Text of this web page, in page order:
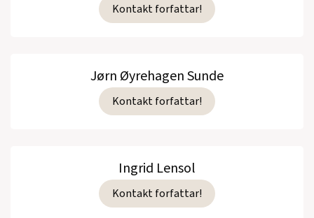
Kontakt forfattar!
Jørn Øyrehagen Sunde
Kontakt forfattar!
Ingrid Lensol
Kontakt forfattar!